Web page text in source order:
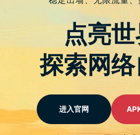
适合你？购买前先看
2023 年 2 月 26 日由 nordvpn